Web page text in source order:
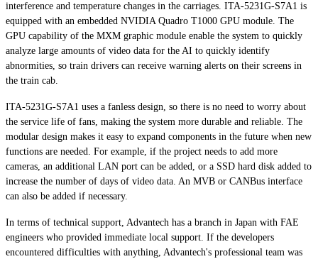
interference and temperature changes in the carriages. ITA-5231G-S7A1 is
equipped with an embedded NVIDIA Quadro T1000 GPU module. The
GPU capability of the MXM graphic module enable the system to quickly
analyze large amounts of video data for the AI to quickly identify
abnormities, so train drivers can receive warning alerts on their screens in
the train cab.
ITA-5231G-S7A1 uses a fanless design, so there is no need to worry about
the service life of fans, making the system more durable and reliable. The
modular design makes it easy to expand components in the future when new
functions are needed. For example, if the project needs to add more
cameras, an additional LAN port can be added, or a SSD hard disk added to
increase the number of days of video data. An MVB or CANBus interface
can also be added if necessary.
In terms of technical support, Advantech has a branch in Japan with FAE
engineers who provided immediate local support. If the developers
encountered difficulties with anything, Advantech's professional team was